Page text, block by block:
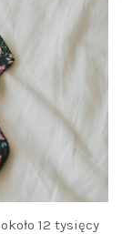
12 tysięcy